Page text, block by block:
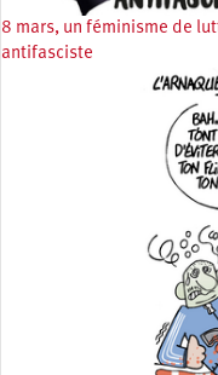
8 mars, un féminisme de
antifasciste